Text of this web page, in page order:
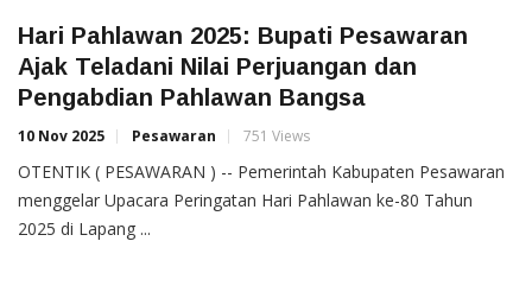
Hari Pahlawan 2025: Bupati Pesawaran
Ajak Teladani Nilai Perjuangan dan
Pengabdian Pahlawan Bangsa
10 Nov 2025 Pesawaran 751 Views
OTENTIK ( PESAWARAN ) -- Pemerintah Kabupaten Pesawaran
menggelar Upacara Peringatan Hari Pahlawan ke-80 Tahun
2025 di Lapang ...